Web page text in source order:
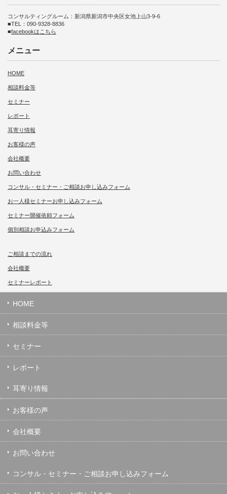
コンサルティングルーム：新潟県新潟市中央区女池上山3-9-6
■TEL：090-9328-8836
■facebookはこちら
メニュー
HOME
相談料金等
セミナー
レポート
耳寄り情報
お客様の声
会社概要
お問い合わせ
コンサル・セミナー・ご相談お申し込みフォーム
お一人様セミナーお申し込みフォーム
セミナー開催依頼フォーム
個別相談お申込みフォーム
ご相談までの流れ
会社概要
セミナーレポート
HOME
相談料金等
セミナー
レポート
耳寄り情報
お客様の声
会社概要
お問い合わせ
コンサル・セミナー・ご相談お申し込みフォーム